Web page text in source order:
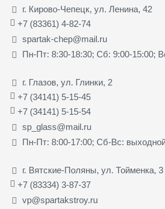
г. Кирово-Чепецк, ул. Ленина, 42
+7 (83361) 4-82-74
spartak-chep@mail.ru
Пн-Пт: 8:30-18:30; Сб: 9:00-15:00;
г. Глазов, ул. Глинки, 2
+7 (34141) 5-15-45
+7 (34141) 5-15-54
sp_glass@mail.ru
Пн-Пт: 8:00-17:00; Сб-Вс:
г. Вятские-Поляны, ул. Тойменка, 3
+7 (83334) 3-87-37
vp@spartakstroy.ru